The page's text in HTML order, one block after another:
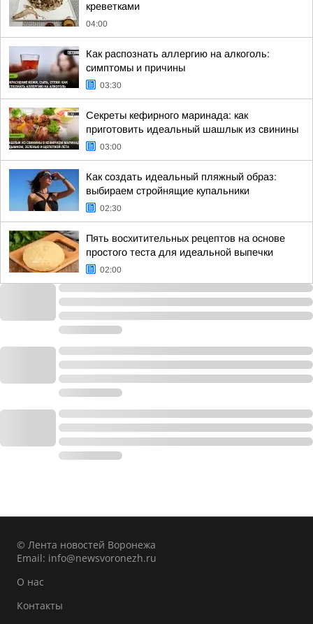
креветками
04:00
Как распознать аллергию на алкоголь:
симптомы и причины
03:30
Секреты кефирного маринада: как
приготовить идеальный шашлык из свинины
03:00
Как создать идеальный пляжный образ:
выбираем стройнящие купальники
02:30
Пять восхитительных рецептов на основе
простого теста для идеальной выпечки
02:00
© Лента новостей Воронежа
Email: info@newsvoronezh.ru
О нас
Контакты